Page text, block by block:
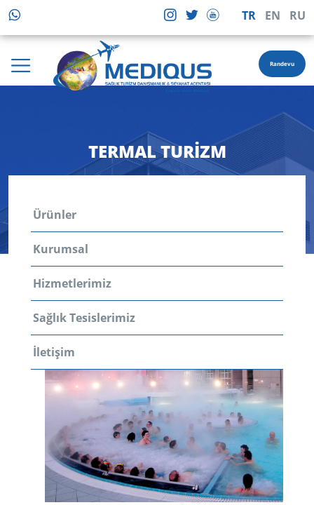
TR EN RU
Randevu
TERMAL TURIZM
Ürünler
Kurumsal
Hizmetlerimiz
Sağlık Tesislerimiz
İletişim